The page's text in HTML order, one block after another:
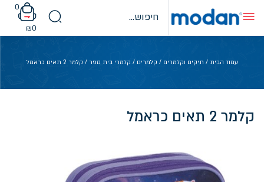
content
0
₪0
עמוד הבית / תיקים וקלמרים / קלמרים / קלמרי בית ספר / קלמר 2 תאים כראמל
קלמר 2 תאים כראמל